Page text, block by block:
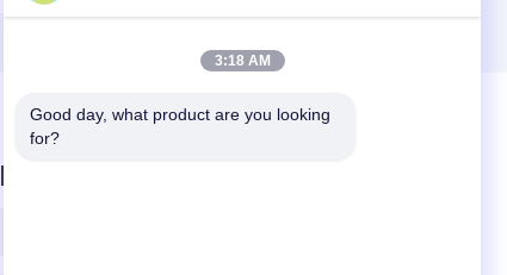
Essentials-switch
toegangsswitch
800G DAC 1m
ACHTER
3:18 AM
Good day, what product are you looking
for?